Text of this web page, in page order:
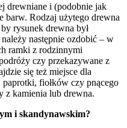
drewniane i (podobnie jak
barw. Rodzaj użytego drewna
rysunek drewna był
następnie ozdobić – w
ramki z rodzinnymi
czy przekazywane z
się też miejsce dla
fiołków czy pnącego
z kamienia lub drewna.
i skandynawskim?